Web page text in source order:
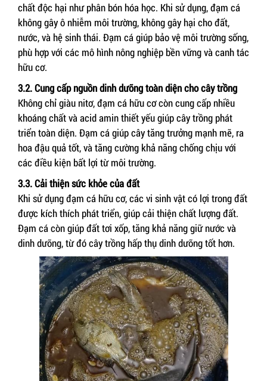
chất độc hại như phân bón hóa học. Khi sử dụng, đạm cá
không gây ô nhiễm môi trường, không gây hại cho đất,
nước, và hệ sinh thái. Đạm cá giúp bảo vệ môi trường sống,
phù hợp với các mô hình nông nghiệp bền vững và canh tác
hữu cơ.
3.2. Cung cấp nguồn dinh dưỡng toàn diện cho cây trồng
Không chỉ giàu nitơ, đạm cá hữu cơ còn cung cấp nhiều
khoáng chất và acid amin thiết yếu giúp cây trồng phát
triển toàn diện. Đạm cá giúp cây tăng trưởng mạnh mẽ, ra
hoa đậu quả tốt, và tăng cường khả năng chống chịu với
các điều kiện bất lợi từ môi trường.
3.3. Cải thiện sức khỏe của đất
Khi sử dụng đạm cá hữu cơ, các vi sinh vật có lợi trong đất
được kích thích phát triển, giúp cải thiện chất lượng đất.
Đạm cá còn giúp đất tơi xốp, tăng khả năng giữ nước và
dinh dưỡng, từ đó cây trồng hấp thụ dinh dưỡng tốt hơn.